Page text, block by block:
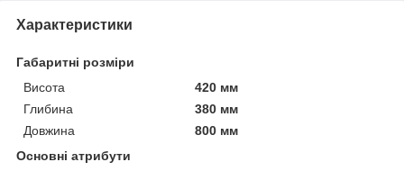
Характеристики
Габаритні розміри
Висота
420 мм
Глибина
380 мм
Довжина
800 мм
Основні атрибути